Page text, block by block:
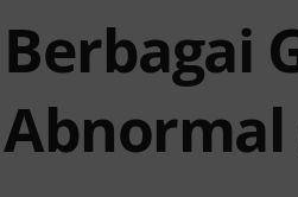
Berbagai